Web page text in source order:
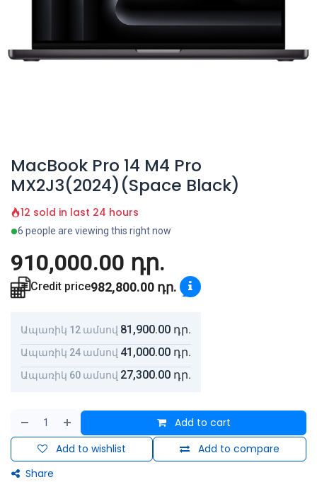
MacBook Pro 14 M4 Pro
MX2J3(2024)(Space Black)
12 sold in last 24 hours
6 people are viewing this right now
910,000.00 դր.
Credit price982,800.00 դր.
Ապառիկ 12 ամսով 81,900.00 դր.
Ապառիկ 24 ամսով 41,000.00 դր.
Ապառիկ 60 ամսով 27,300.00 դր.
Add to cart
Add to compare
Add to wishlist
Share